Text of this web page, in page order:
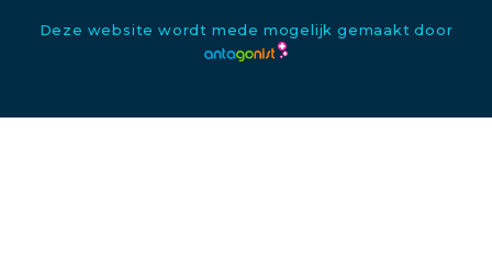
Deze website wordt mede mogelijk gemaakt door